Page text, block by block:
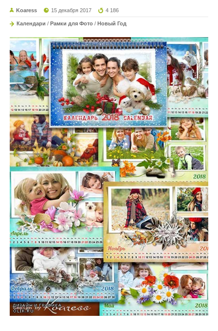
Koaress 15 декабря 2017 4 186
Календари / Рамки для Фото / Новый Год